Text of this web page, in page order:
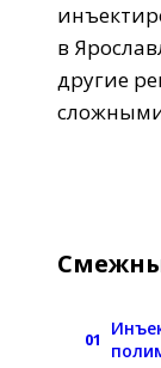
в
другие
01